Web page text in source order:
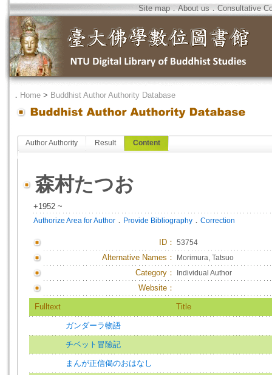
Site map．About us．Consultative
． Home > Buddhist Author Authority Database
Author Authority Result Content
森村たつお
+1952 ~
Authorize Area for Author ． Provide Bibliography ． Correction
ID ： 53754
Alternative Names： Morimura, Tatsuo
Category： Individual Author
Website：
Fulltext Title
ガンダーラ物語
チベット冒險記
まんが正信偈のおはなし